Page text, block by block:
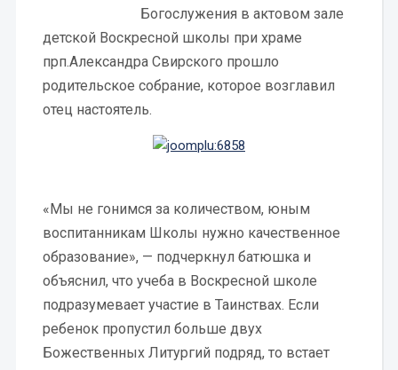
Богослужения в актовом зале
детской Воскресной школы при храме
прп.Александра Свирского прошло
родительское собрание, которое возглавил
отец настоятель.
«Мы не гонимся за количеством, юным
воспитанникам Школы нужно качественное
образование», — подчеркнул батюшка и
объяснил, что учеба в Воскресной школе
подразумевает участие в Таинствах. Если
ребенок пропустил больше двух
Божественных Литургий подряд, то встает